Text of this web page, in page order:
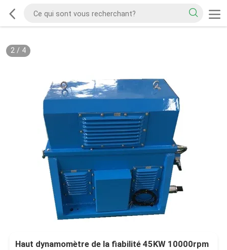
2/ 4
Haut dynamomètre de la fiabilité 45KW 10000rpm